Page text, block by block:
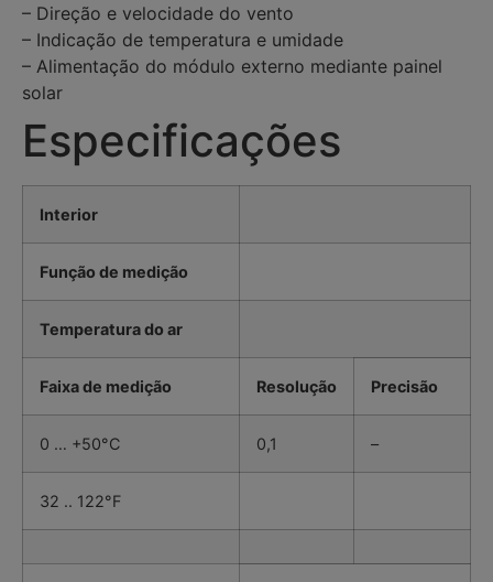
– Direção e velocidade do vento
– Indicação de temperatura e umidade
– Alimentação do módulo externo mediante painel
solar
Especificações
Interior
Função de medição
Temperatura do ar
Faixa de medição Resolução Precisão
0 … +50°C 0,1 –
32 .. 122°F